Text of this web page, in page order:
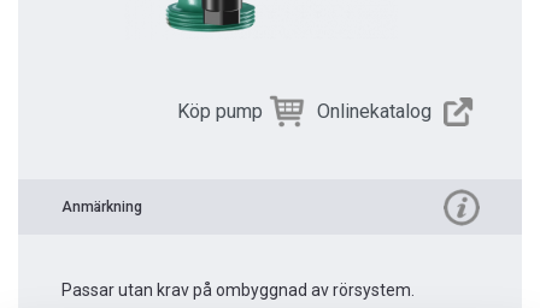
Köp pump Onlinekatalog
Anmärkning
Passar utan krav på ombyggnad av rörsystem.